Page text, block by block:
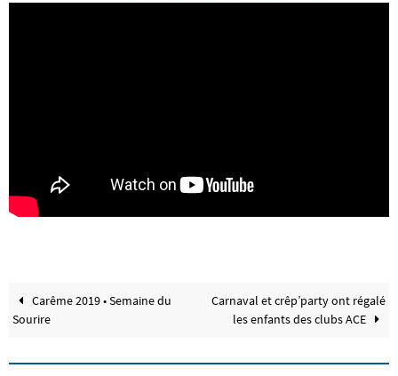
Carême 2019 • Semaine du
Sourire
Carnaval et crêp’party ont régalé
les enfants des clubs ACE